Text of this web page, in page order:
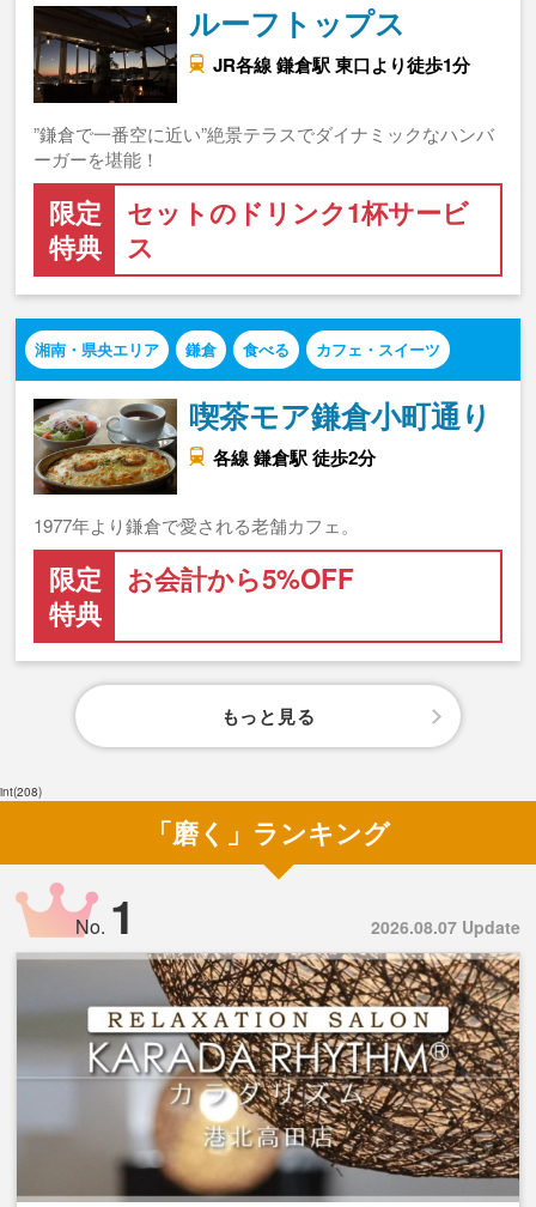
ルーフトップス
JR各線 鎌倉駅 東口より徒歩1分
”鎌倉で一番空に近い”絶景テラスでダイナミックなハンバ
ーガーを堪能！
限定
特典
セットのドリンク1杯サービ
ス
湘南・県央エリア 鎌倉 食べる カフェ・スイーツ
喫茶モア鎌倉小町通り
各線 鎌倉駅 徒歩2分
1977年より鎌倉で愛される老舗カフェ。
限定
特典
お会計から5%OFF
もっと見る
int(208)
「磨く」ランキング
2026.08.07 Update
No. 1